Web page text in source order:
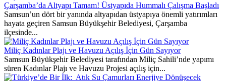
Çarşamba’da Altyapı Tamam! Üstyapıda Hummalı Çalışma Başladı
Samsun’un dört bir yanında altyapıdan üstyapıya önemli yatırımları
hayata geçiren Samsun Büyükşehir Belediyesi, Çarşamba
ilçesinde...
Miliç Kadınlar Plajı ve Havuzu Açılış İçin Gün Sayıyor
Samsun Büyükşehir Belediyesi tarafından Miliç Sahili’nde yapımı
süren Kadınlar Plajı ve Havuzu Projesi açılış için...